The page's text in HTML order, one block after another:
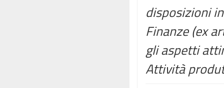
disposizioni
Finanze (ex
gli aspetti
Attività